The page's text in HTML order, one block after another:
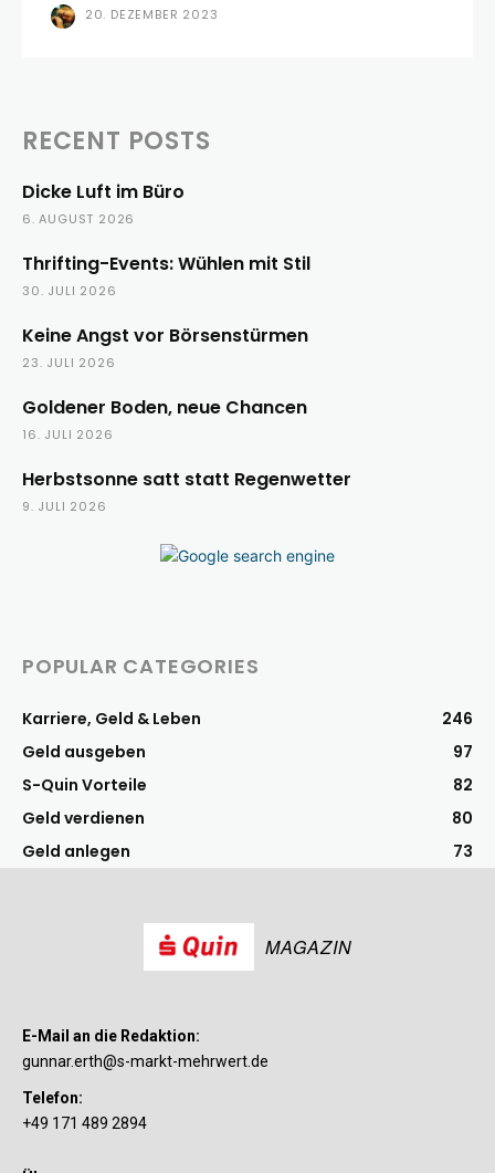
20. DEZEMBER 2023
RECENT POSTS
Dicke Luft im Büro
6. AUGUST 2026
Thrifting-Events: Wühlen mit Stil
30. JULI 2026
Keine Angst vor Börsenstürmen
23. JULI 2026
Goldener Boden, neue Chancen
16. JULI 2026
Herbstsonne satt statt Regenwetter
9. JULI 2026
POPULAR CATEGORIES
Karriere, Geld & Leben
246
Geld ausgeben
97
S-Quin Vorteile
82
Geld verdienen
80
Geld anlegen
73
MAGAZIN
E-Mail an die Redaktion:
gunnar.erth@s-markt-mehrwert.de
Telefon:
+49 171 489 2894